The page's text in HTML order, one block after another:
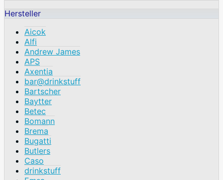
Hersteller
Aicok
Alfi
Andrew James
APS
Axentia
bar@drinkstuff
Bartscher
Baytter
Betec
Bomann
Brema
Bugatti
Butlers
Caso
drinkstuff